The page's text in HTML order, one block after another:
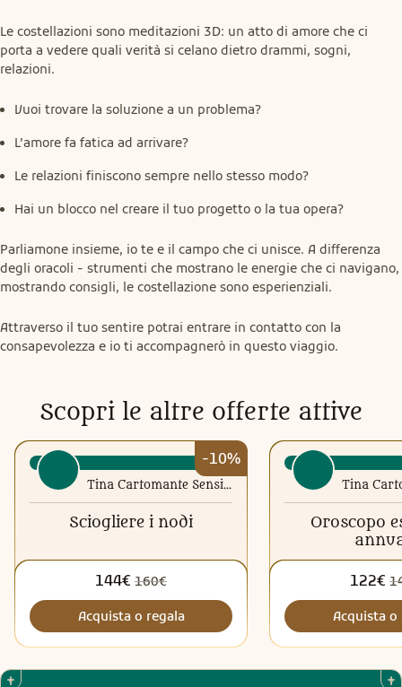
Le costellazioni sono meditazioni 3D: un atto di amore che ci
porta a vedere quali verità si celano dietro drammi, sogni,
relazioni.
Vuoi trovare la soluzione a un problema?
L’amore fa fatica ad arrivare?
Le relazioni finiscono sempre nello stesso modo?
Hai un blocco nel creare il tuo progetto o la tua opera?
Parliamone insieme, io te e il campo che ci unisce. A diﬀerenza
degli oracoli - strumenti che mostrano le energie che ci navigano,
mostrando consigli, le costellazione sono esperienziali.
Attraverso il tuo sentire potrai entrare in contatto con la
consapevolezza e io ti accompagnerò in questo viaggio.
Scopri le altre offerte attive
-10%
Tina Cartomante Sensitiva
Sciogliere i nodi
144€ 160€
Acquista o regala
Oroscopo
122€
Acquista o